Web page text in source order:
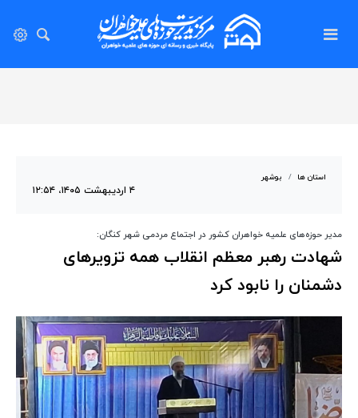
استان ها بوشهر
۴ اردیبهشت ۱۴۰۵، ۱۲:۵۴
مدیر حوزه‌های علمیه خواهران کشور در اجتماع مردمی شهر کنگان:
شهادت رهبر معظم انقلاب همه تزویرهای
دشمنان را نابود کرد